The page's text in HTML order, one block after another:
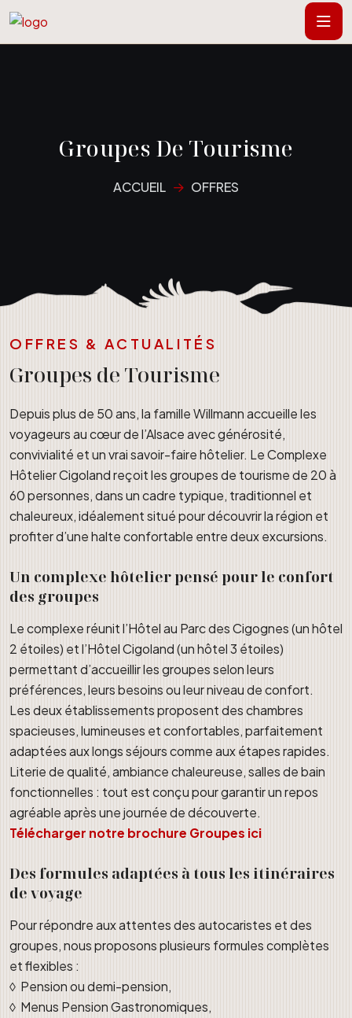
Groupes De Tourisme
ACCUEIL OFFRES
OFFRES & ACTUALITÉS
Groupes de Tourisme
Depuis plus de 50 ans, la famille Willmann accueille les
voyageurs au cœur de l’Alsace avec générosité,
convivialité et un vrai savoir-faire hôtelier. Le Complexe
Hôtelier Cigoland reçoit les groupes de tourisme de 20 à
60 personnes, dans un cadre typique, traditionnel et
chaleureux, idéalement situé pour découvrir la région et
profiter d’une halte confortable entre deux excursions.
Un complexe hôtelier pensé pour le confort
des groupes
Le complexe réunit l’Hôtel au Parc des Cigognes (un hôtel
2 étoiles) et l’Hôtel Cigoland (un hôtel 3 étoiles)
permettant d’accueillir les groupes selon leurs
préférences, leurs besoins ou leur niveau de confort.
Les deux établissements proposent des chambres
spacieuses, lumineuses et confortables, parfaitement
adaptées aux longs séjours comme aux étapes rapides.
Literie de qualité, ambiance chaleureuse, salles de bain
fonctionnelles : tout est conçu pour garantir un repos
agréable après une journée de découverte.
Télécharger notre brochure Groupes ici
Des formules adaptées à tous les itinéraires
de voyage
Pour répondre aux attentes des autocaristes et des
groupes, nous proposons plusieurs formules complètes
et flexibles :
◊ Pension ou demi-pension,
◊ Menus Pension Gastronomiques,